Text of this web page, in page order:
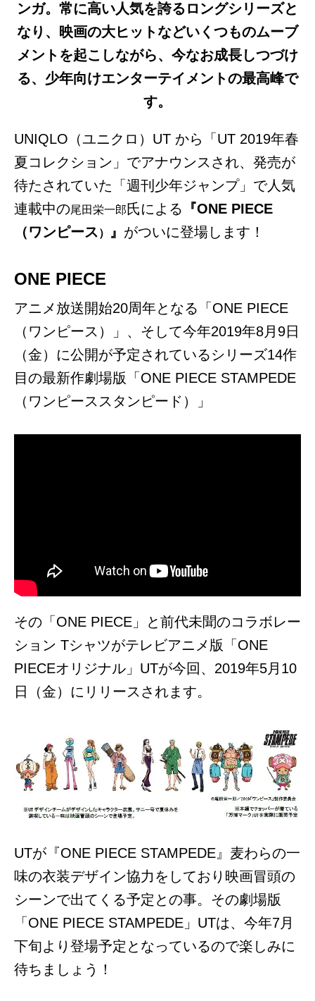
ンガ。常に高い人気を誇るロングシリーズと
なり、映画の大ヒットなどいくつものムーブ
メントを起こしながら、今なお成長しつづけ
る、少年向けエンターテイメントの最高峰で
す。
UNIQLO（ユニクロ）UT から「UT 2019年春
夏コレクション」でアナウンスされ、発売が
待たされていた 「週刊少年ジャンプ」で人気
連載中の尾田栄一郎氏による 『ONE PIECE
（ワンピース） 』 がついに登場します！
ONE PIECE
アニメ放送開始20周年となる「ONE PIECE
（ワンピース）」、そして今年2019年8月9日
（金）に公開が予定されているシリーズ14作
目の最新作劇場版「ONE PIECE STAMPEDE
（ワンピーススタンピード）」
その「ONE PIECE」と前代未聞のコラボレー
ション Tシャツがテレビアニメ版「ONE
PIECEオリジナル」UTが今回、2019年5月10
日（金）にリリースされます。
UTが『ONE PIECE STAMPEDE』麦わらの一
味の衣装デザイン協力をしており映画冒頭の
シーンで出てくる予定との事。その劇場版
「ONE PIECE STAMPEDE」UTは、今年7月
下旬より登場予定となっているので楽しみに
待ちましょう！